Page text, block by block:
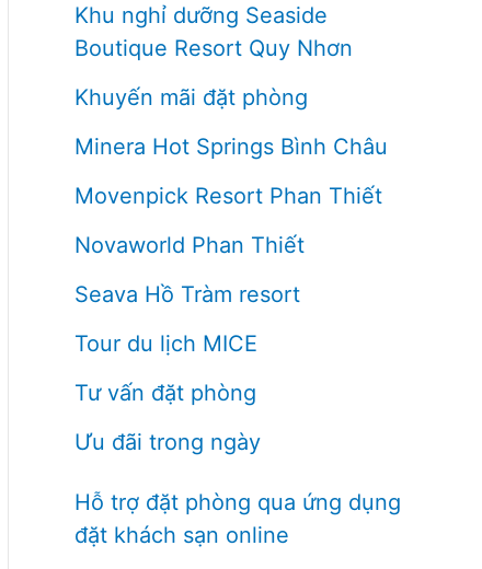
Khu nghỉ dưỡng Seaside
Boutique Resort Quy Nhơn
Khuyến mãi đặt phòng
Minera Hot Springs Bình Châu
Movenpick Resort Phan Thiết
Novaworld Phan Thiết
Seava Hồ Tràm resort
Tour du lịch MICE
Tư vấn đặt phòng
Ưu đãi trong ngày
Hỗ trợ đặt phòng qua ứng dụng
đặt khách sạn online